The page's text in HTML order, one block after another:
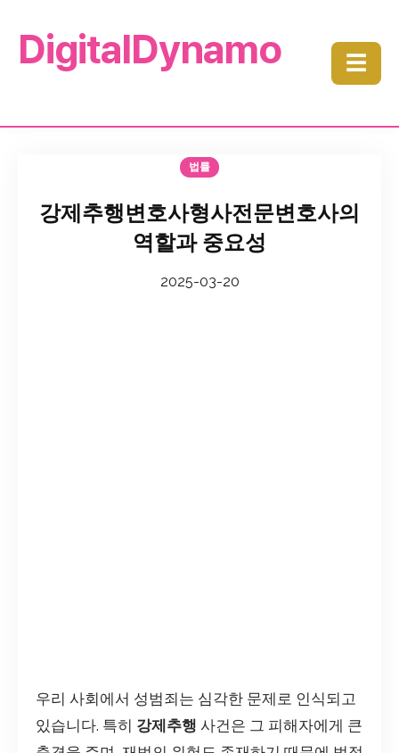
DigitalDynamo ☰
법률
강제추행변호사형사전문변호사의
역할과 중요성
2025-03-20
우리 사회에서 성범죄는 심각한 문제로 인식되고
있습니다. 특히 강제추행 사건은 그 피해자에게 큰